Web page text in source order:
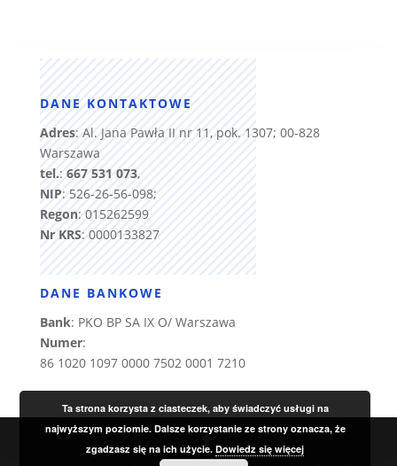
DANE KONTAKTOWE
Adres: Al. Jana Pawła II nr 11, pok. 1307; 00-828
Warszawa
tel.: 667 531 073,
NIP: 526-26-56-098;
Regon: 015262599
Nr KRS: 0000133827
DANE BANKOWE
Bank: PKO BP SA IX O/ Warszawa
Numer:
86 1020 1097 0000 7502 0001 7210
Ta strona korzysta z ciasteczek, aby świadczyć usługi na
najwyższym poziomie. Dalsze korzystanie ze strony oznacza, że
zgadzasz się na ich użycie.Dowiedz się więcej